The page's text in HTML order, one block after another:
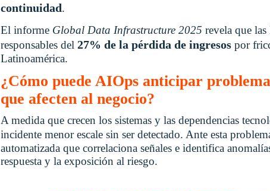
continuidad.
El informe Global Data Infrastructure 2025 revela que
responsables del 27% de la pérdida de ingresos por
Latinoamérica.
¿Cómo puede AIOps anticipar
que afecten al negocio?
A medida que crecen los sistemas y las dependencias
incidente menor escale sin ser detectado. Ante esta
automatizada que correlaciona señales e identifica
respuesta y la exposición al riesgo.